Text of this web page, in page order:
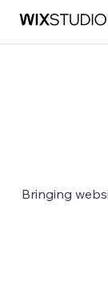
Bringing